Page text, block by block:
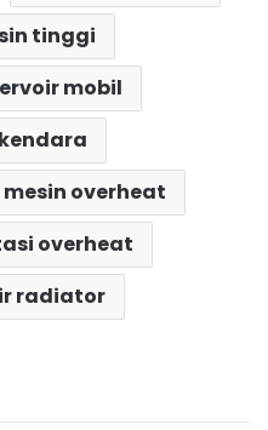
tinggi
mobil
overheat
overheat
radiator